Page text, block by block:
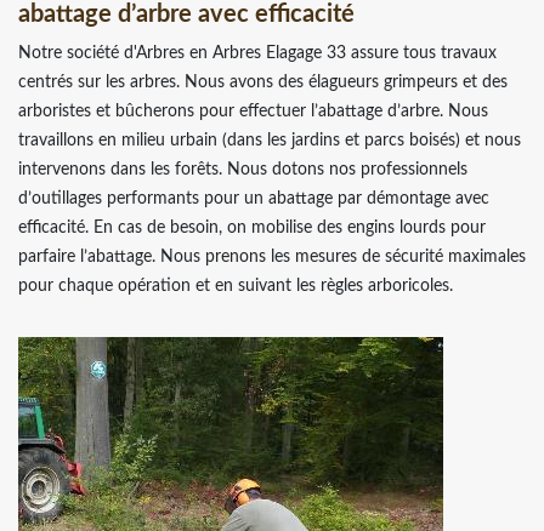
abattage d’arbre avec efficacité
Notre société d'Arbres en Arbres Elagage 33 assure tous travaux
centrés sur les arbres. Nous avons des élagueurs grimpeurs et des
arboristes et bûcherons pour effectuer l’abattage d’arbre. Nous
travaillons en milieu urbain (dans les jardins et parcs boisés) et nous
intervenons dans les forêts. Nous dotons nos professionnels
d’outillages performants pour un abattage par démontage avec
efficacité. En cas de besoin, on mobilise des engins lourds pour
parfaire l’abattage. Nous prenons les mesures de sécurité maximales
pour chaque opération et en suivant les règles arboricoles.